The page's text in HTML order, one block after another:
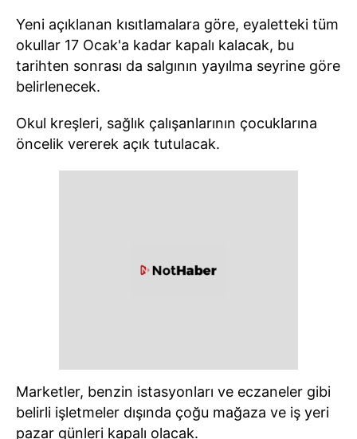
Yeni açıklanan kısıtlamalara göre, eyaletteki tüm
okullar 17 Ocak'a kadar kapalı kalacak, bu
tarihten sonrası da salgının yayılma seyrine göre
belirlenecek.
Okul kreşleri, sağlık çalışanlarının çocuklarına
öncelik vererek açık tutulacak.
Marketler, benzin istasyonları ve eczaneler gibi
belirli işletmeler dışında çoğu mağaza ve iş yeri
pazar günleri kapalı olacak.